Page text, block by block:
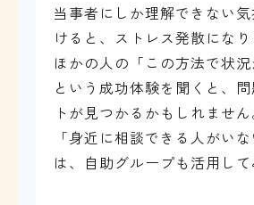
当事者にしか理解できない
けると、ストレス発散になり
ほかの人の「この方法で状況
という成功体験を聞くと、
トが見つかるかもしれません
「身近に相談できる人がい
は、自助グループも活用して